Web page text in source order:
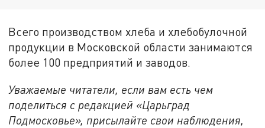
Всего производством хлеба и хлебобулочной
продукции в Московской области занимаются
более 100 предприятий и заводов.
Уважаемые читатели, если вам есть чем
поделиться с редакцией «Царьград
Подмосковье», присылайте свои наблюдения,